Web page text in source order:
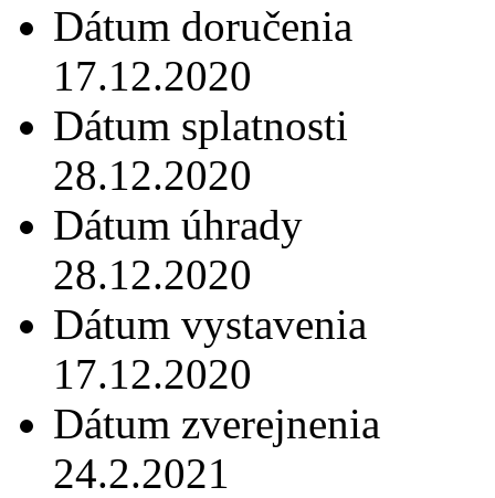
Dátum doručenia
17.12.2020
Dátum splatnosti
28.12.2020
Dátum úhrady
28.12.2020
Dátum vystavenia
17.12.2020
Dátum zverejnenia
24.2.2021